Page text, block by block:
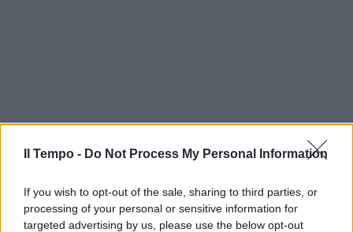
Il Tempo - Do Not Process My Personal Information
If you wish to opt-out of the sale, sharing to third parties, or
processing of your personal or sensitive information for
targeted advertising by us, please use the below opt-out